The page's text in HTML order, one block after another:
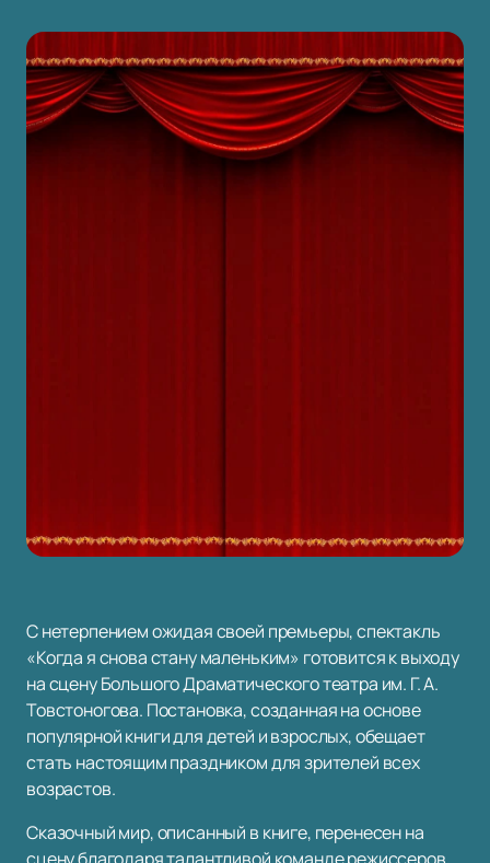
С нетерпением ожидая своей премьеры, спектакль
«Когда я снова стану маленьким» готовится к выходу
на сцену Большого Драматического театра им. Г. А.
Товстоногова. Постановка, созданная на основе
популярной книги для детей и взрослых, обещает
стать настоящим праздником для зрителей всех
возрастов.
Сказочный мир, описанный в книге, перенесен на